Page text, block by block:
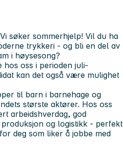
søker sommerhjelp! Vil du ha
trykkeri - og bli en del av
i høysesong?
hos oss i perioden juli-
kan det også være mulighet
til barn i barnehage og
største aktører. Hos oss
arbeidshverdag, god
og logistikk - perfekt
deg som liker å jobbe med